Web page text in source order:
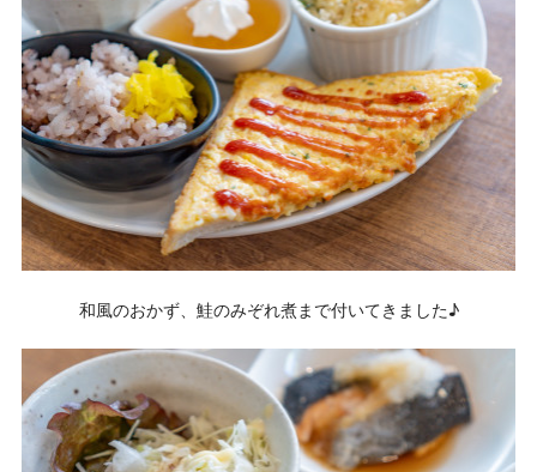
和風のおかず、鮭のみぞれ煮まで付いてきました♪